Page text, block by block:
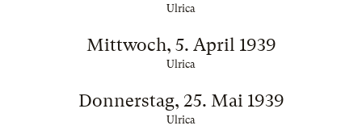
Ulrica
Mittwoch, 5. April 1939
Ulrica
Donnerstag, 25. Mai 1939
Ulrica